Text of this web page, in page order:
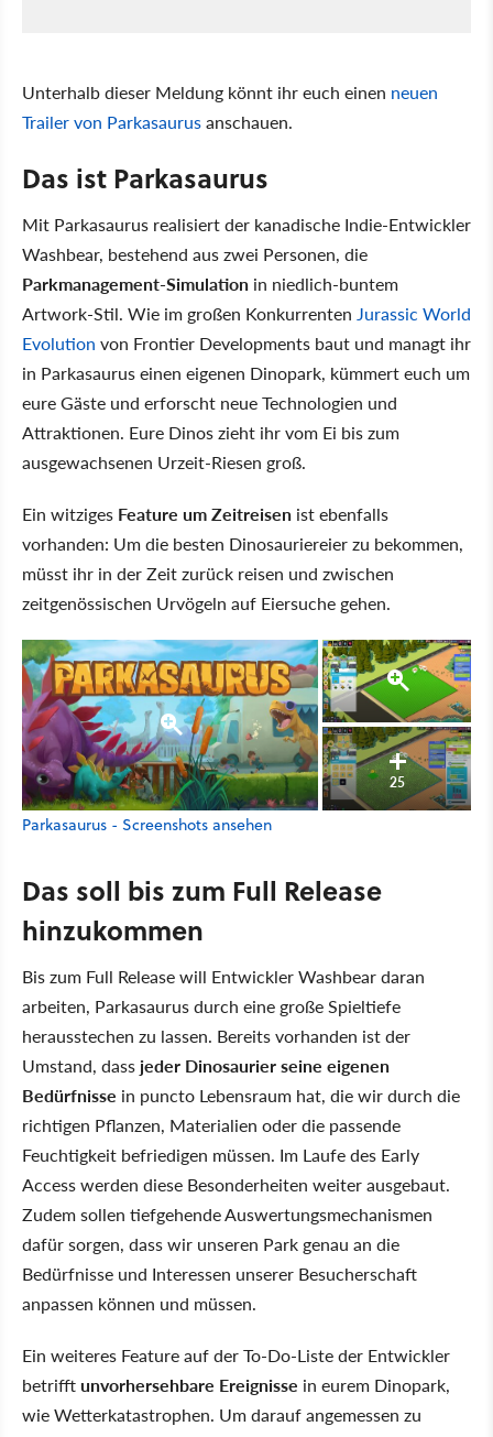
Unterhalb dieser Meldung könnt ihr euch einen neuen
Trailer von Parkasaurusanschauen.
Das ist Parkasaurus
Mit Parkasaurus realisiert der kanadische Indie-Entwickler
Washbear, bestehend aus zwei Personen, die
Parkmanagement-Simulation in niedlich-buntem
Artwork-Stil. Wie im großen Konkurrenten Jurassic World
Evolution von Frontier Developments baut und managt ihr
in Parkasaurus einen eigenen Dinopark, kümmert euch um
eure Gäste und erforscht neue Technologien und
Attraktionen. Eure Dinos zieht ihr vom Ei bis zum
ausgewachsenen Urzeit-Riesen groß.
Ein witziges Feature um Zeitreisen ist ebenfalls
vorhanden: Um die besten Dinosauriereier zu bekommen,
müsst ihr in der Zeit zurück reisen und zwischen
zeitgenössischen Urvögeln auf Eiersuche gehen.
25
Parkasaurus - Screenshots ansehen
Das soll bis zum Full Release
hinzukommen
Bis zum Full Release will Entwickler Washbear daran
arbeiten, Parkasaurus durch eine große Spieltiefe
herausstechen zu lassen. Bereits vorhanden ist der
Umstand, dass jeder Dinosaurier seine eigenen
Bedürfnisse in puncto Lebensraum hat, die wir durch die
richtigen Pflanzen, Materialien oder die passende
Feuchtigkeit befriedigen müssen. Im Laufe des Early
Access werden diese Besonderheiten weiter ausgebaut.
Zudem sollen tiefgehende Auswertungsmechanismen
dafür sorgen, dass wir unseren Park genau an die
Bedürfnisse und Interessen unserer Besucherschaft
anpassen können und müssen.
Ein weiteres Feature auf der To-Do-Liste der Entwickler
betrifftunvorhersehbare Ereignisse in eurem Dinopark,
wie Wetterkatastrophen. Um darauf angemessen zu